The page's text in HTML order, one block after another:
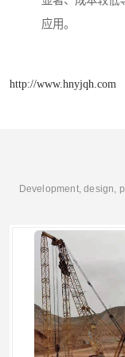
应用。
http://www.hnyjqh.com
Development, design,